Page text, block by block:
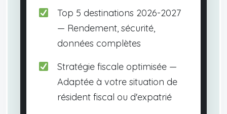
Top 5 destinations 2026-2027
— Rendement, sécurité,
données complètes
Stratégie fiscale optimisée —
Adaptée à votre situation de
résident fiscal ou d'expatrié